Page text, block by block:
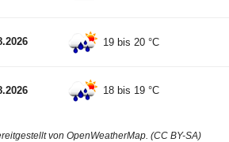
19 bis 20 °C
18 bis 19 °C
von OpenWeatherMap. (CC BY-SA)